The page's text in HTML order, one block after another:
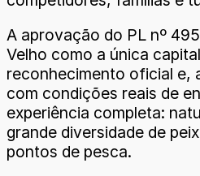
A aprovação do PL nº
Velho como a única
reconhecimento oficial e,
com condições reais de
experiência completa:
grande diversidade de
pontos de pesca.